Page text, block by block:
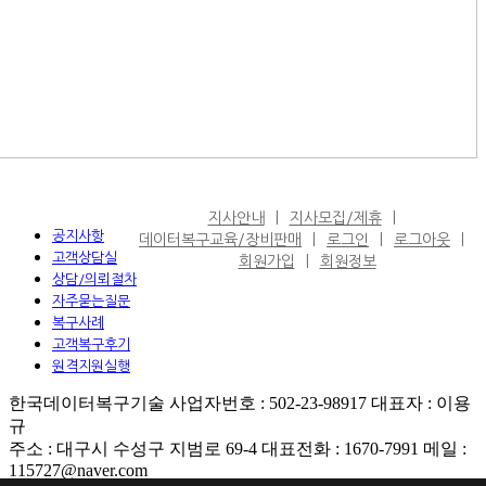
공지사항
고객상담실
상담/의뢰절차
자주묻는질문
복구사례
고객복구후기
원격지원실행
지사안내
지사모집/제휴
데이터복구교육/장비판매
로그인
로그아웃
회원가입
회원정보
한국데이터복구기술 사업자번호 : 502-23-98917 대표자 : 이용
규
주소 : 대구시 수성구 지범로 69-4 대표전화 : 1670-7991 메일 :
115727@naver.com